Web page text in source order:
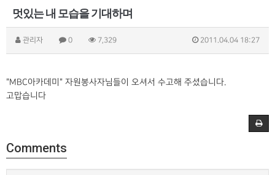
멋있는 내 모습을 기대하며
관리자 0 7,329 2011.04.04 18:27
"MBC아카데미" 자원봉사자님들이 오셔서 수고해 주셨습니다.
고맙습니다
Comments